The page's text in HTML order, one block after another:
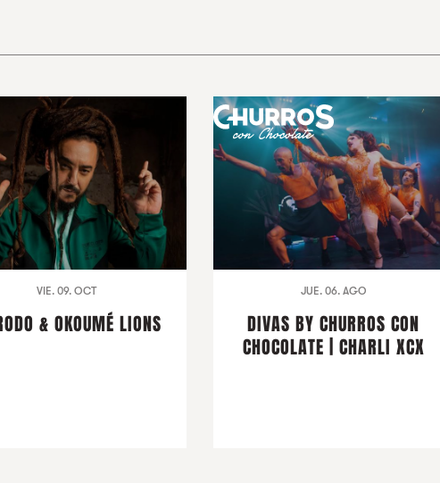
VIE. 09. OCT
& OKOUMÉ LIONS
JUE. 06. AGO
DIVAS BY CHURROS CON
CHOCOLATE | CHARLI XCX